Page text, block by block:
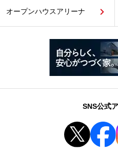
オープンハウスアリーナ
SNS公式